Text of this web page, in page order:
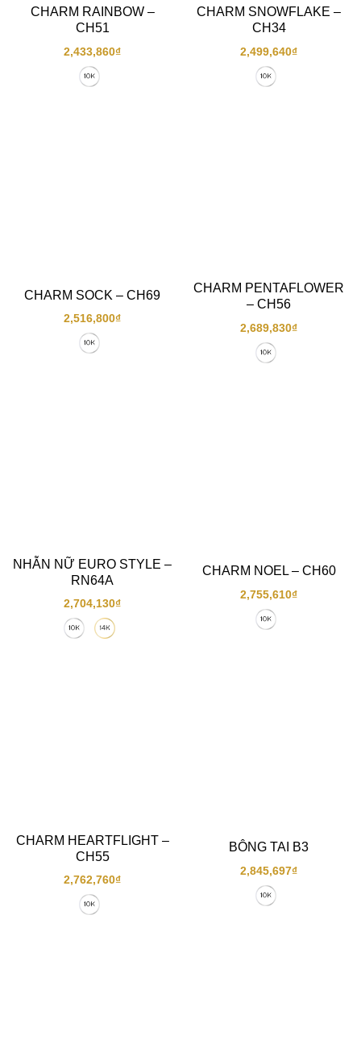
CHARM RAINBOW –
CH51
2,433,860₫
CHARM SNOWFLAKE –
CH34
2,499,640₫
CHARM SOCK – CH69
2,516,800₫
CHARM PENTAFLOWER
– CH56
2,689,830₫
NHẪN NỮ EURO STYLE –
RN64A
2,704,130₫
CHARM NOEL – CH60
2,755,610₫
CHARM HEARTFLIGHT –
CH55
2,762,760₫
BÔNG TAI B3
2,845,697₫